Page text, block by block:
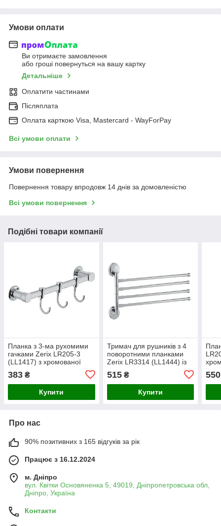
Умови оплати
Ви отримаєте замовлення
або гроші повернуться на вашу картку
Детальніше
Оплатити частинами
Післяплата
Оплата карткою Visa, Mastercard - WayForPay
Всі умови оплати
Умови повернення
Повернення товару впродовж 14 днів за домовленістю
Всі умови повернення
Подібні товари компанії
Планка з 3-ма рухомими
гачками Zerix LR205-3
(LL1417) з хромованої
ванної
383 ₴
Купити
Тримач для рушників з 4
поворотними планками
Zerix LR3314 (LL1444) із
металу
515₴
Купити
550
Про нас
90% позитивних з 165 відгуків за рік
Працює з 16.12.2024
м. Дніпро
вул. Квітки Основяненка 5, 49019, Дніпропетровська обл,
Дніпро, Україна
Контакти